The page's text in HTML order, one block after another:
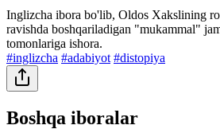
Inglizcha ibora bo'lib, Oldos Xakslining
ravishda boshqariladigan "mukammal"
tomonlariga ishora.
#inglizcha #adabiyot #distopiya
Boshqa iboralar